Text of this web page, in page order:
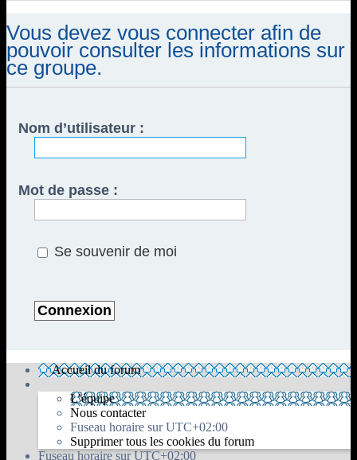
Vous devez vous connecter afin de
pouvoir consulter les informations sur
ce groupe.
Nom d’utilisateur :
Mot de passe :
Se souvenir de moi
Accueil du forum
L’équipe
Nous contacter
Fuseau horaire surUTC+02:00
Supprimer tous les cookies du forum
Fuseau horaire surUTC+02:00